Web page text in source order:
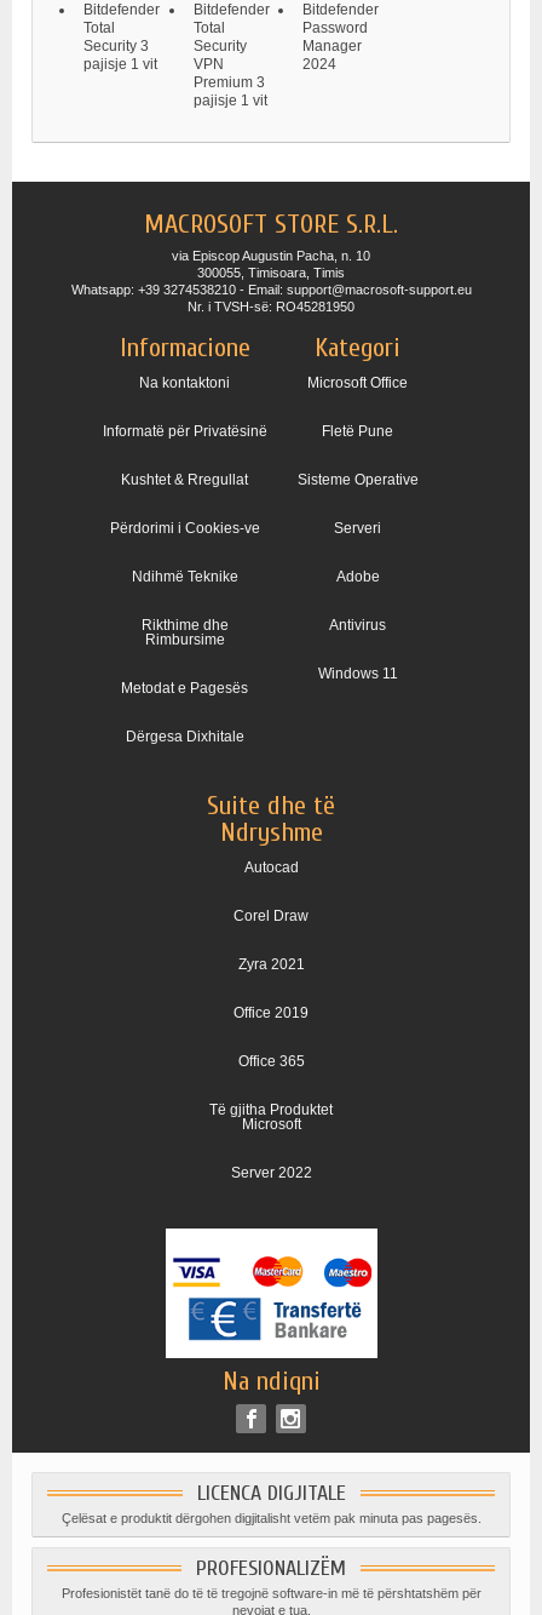
Bitdefender
Total
Security 3
pajisje 1 vit
Bitdefender
Total
Security
VPN
Premium 3
pajisje 1 vit
Bitdefender
Password
Manager
2024
MACROSOFT STORE S.R.L.
via Episcop Augustin Pacha, n. 10
300055, Timisoara, Timis
Whatsapp: +39 3274538210 - Email: support@macrosoft-support.eu
Nr. i TVSH-së: RO45281950
Informacione
Na kontaktoni
Informatë për Privatësinë
Kushtet & Rregullat
Përdorimi i Cookies-ve
Ndihmë Teknike
Rikthime dhe
Rimbursime
Metodat e Pagesës
Dërgesa Dixhitale
Kategori
Microsoft Office
Fletë Pune
Sisteme Operative
Serveri
Adobe
Antivirus
Windows 11
Suite dhe të
Ndryshme
Autocad
Corel Draw
Zyra 2021
Office 2019
Office 365
Të gjitha Produktet
Microsoft
Server 2022
Na ndiqni
LICENCA DIGJITALE
Çelësat e produktit dërgohen digjitalisht vetëm pak minuta pas pagesës.
PROFESIONALIZËM
Profesionistët tanë do të të tregojnë software-in më të përshtatshëm për
nevojat e tua.